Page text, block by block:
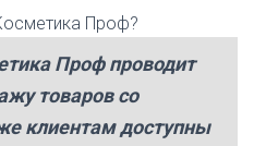
Проф?
Проф проводит
товаров со
клиентам доступны